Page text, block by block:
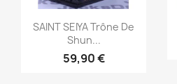
Aperçu rapide
SAINT SEIYA Trône De
Shun...
59,90 €